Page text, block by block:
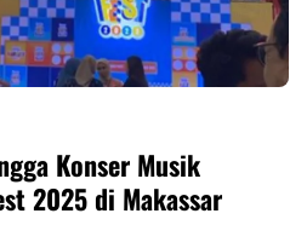
Konser Musik
2025 di Makassar